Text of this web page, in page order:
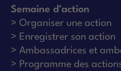
Semaine d’action
Organiser une action
Enregistrer son action
Ambassadrices et
Programme des